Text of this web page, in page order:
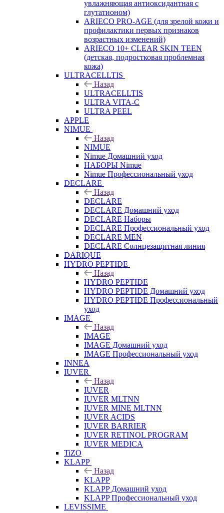
увлажняющая антиоксидантная с
глутатионом)
ARIECO PRO-AGE (для зрелой кожи и
профилактики первых признаков
возрастных изменений)
ARIECO 10+ CLEAR SKIN TEEN
(детская, подростковая проблемная
кожа)
ULTRACELLTIS
Назад
ULTRACELLTIS
ULTRA VITA-C
ULTRA PEEL
APPLE
NIMUE
Назад
NIMUE
Nimue Домашний уход
НАБОРЫ Nimue
Nimue Профессиональный уход
DECLARE
Назад
DECLARE
DECLARE Домашний уход
DECLARE Наборы
DECLARE Профессиональный уход
DECLARE MEN
DECLARE Солнцезащитная линия
DARIQUE
HYDRO PEPTIDE
Назад
HYDRO PEPTIDE
HYDRO PEPTIDE Домашний уход
HYDRO PEPTIDE Профессиональный
уход
IMAGE
Назад
IMAGE
IMAGE Домашний уход
IMAGE Профессиональный уход
INNEA
IUVER
Назад
IUVER
IUVER MLTNN
IUVER MINE MLTNN
IUVER ACIDS
IUVER BARRIER
IUVER RETINOL PROGRAM
IUVER MEDICA
TiZO
KLAPP
Назад
KLAPP
KLAPP Домашний уход
KLAPP Профессиональный уход
LEVISSIME